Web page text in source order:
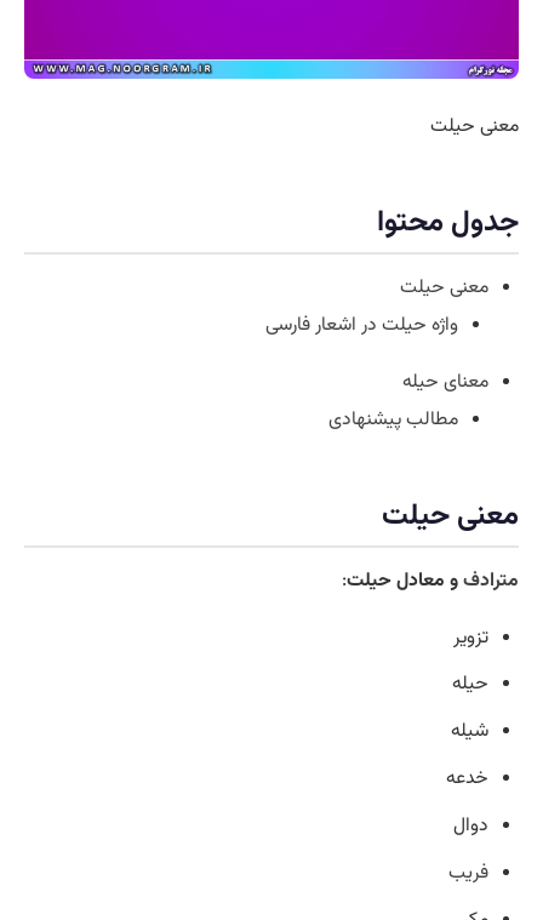
معنی حیلت
جدول محتوا
معنی حیلت
واژه حیلت در اشعار فارسی
معنای حیله
مطالب پیشنهادی
معنی حیلت
مترادفو معادل حیلت:
تزویر
حیله
شیله
خدعه
دوال
فریب